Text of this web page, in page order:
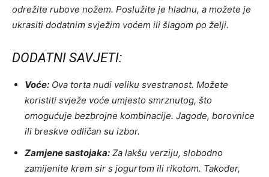
odrežite rubove nožem. Poslužite je hladnu, a možete je
ukrasiti dodatnim svježim voćem ili šlagom po želji.
DODATNI SAVJETI:
Voće: Ova torta nudi veliku svestranost. Možete
koristiti svježe voće umjesto smrznutog, što
omogućuje bezbrojne kombinacije. Jagode, borovnice
ili breskve odličan su izbor.
Zamjene sastojaka: Za lakšu verziju, slobodno
zamijenite krem sir s jogurtom ili rikotom. Također,